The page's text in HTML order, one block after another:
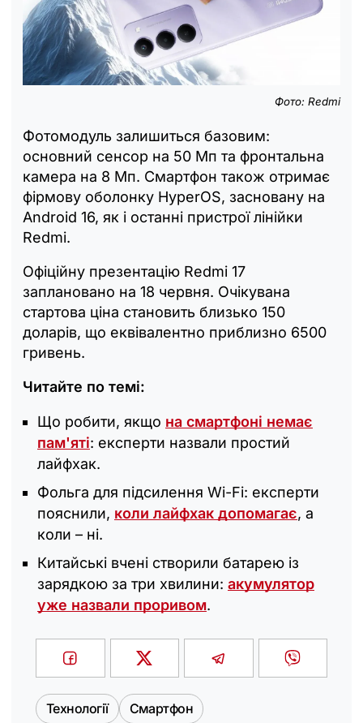
Фото: Redmi
Фотомодуль залишиться базовим:
основний сенсор на 50 Мп та фронтальна
камера на 8 Мп. Смартфон також отримає
фірмову оболонку HyperOS, засновану на
Android 16, як і останні пристрої лінійки
Redmi.
Офіційну презентацію Redmi 17
заплановано на 18 червня. Очікувана
стартова ціна становить близько 150
доларів, що еквівалентно приблизно 6500
гривень.
Читайте по темі:
Що робити, якщо на смартфоні немає
пам'яті: експерти назвали простий
лайфхак.
Фольга для підсилення Wi-Fi: експерти
пояснили, коли лайфхак допомагає, а
коли – ні.
Китайські вчені створили батарею із
зарядкою за три хвилини: акумулятор
уже назвали проривом.
Технології Смартфон